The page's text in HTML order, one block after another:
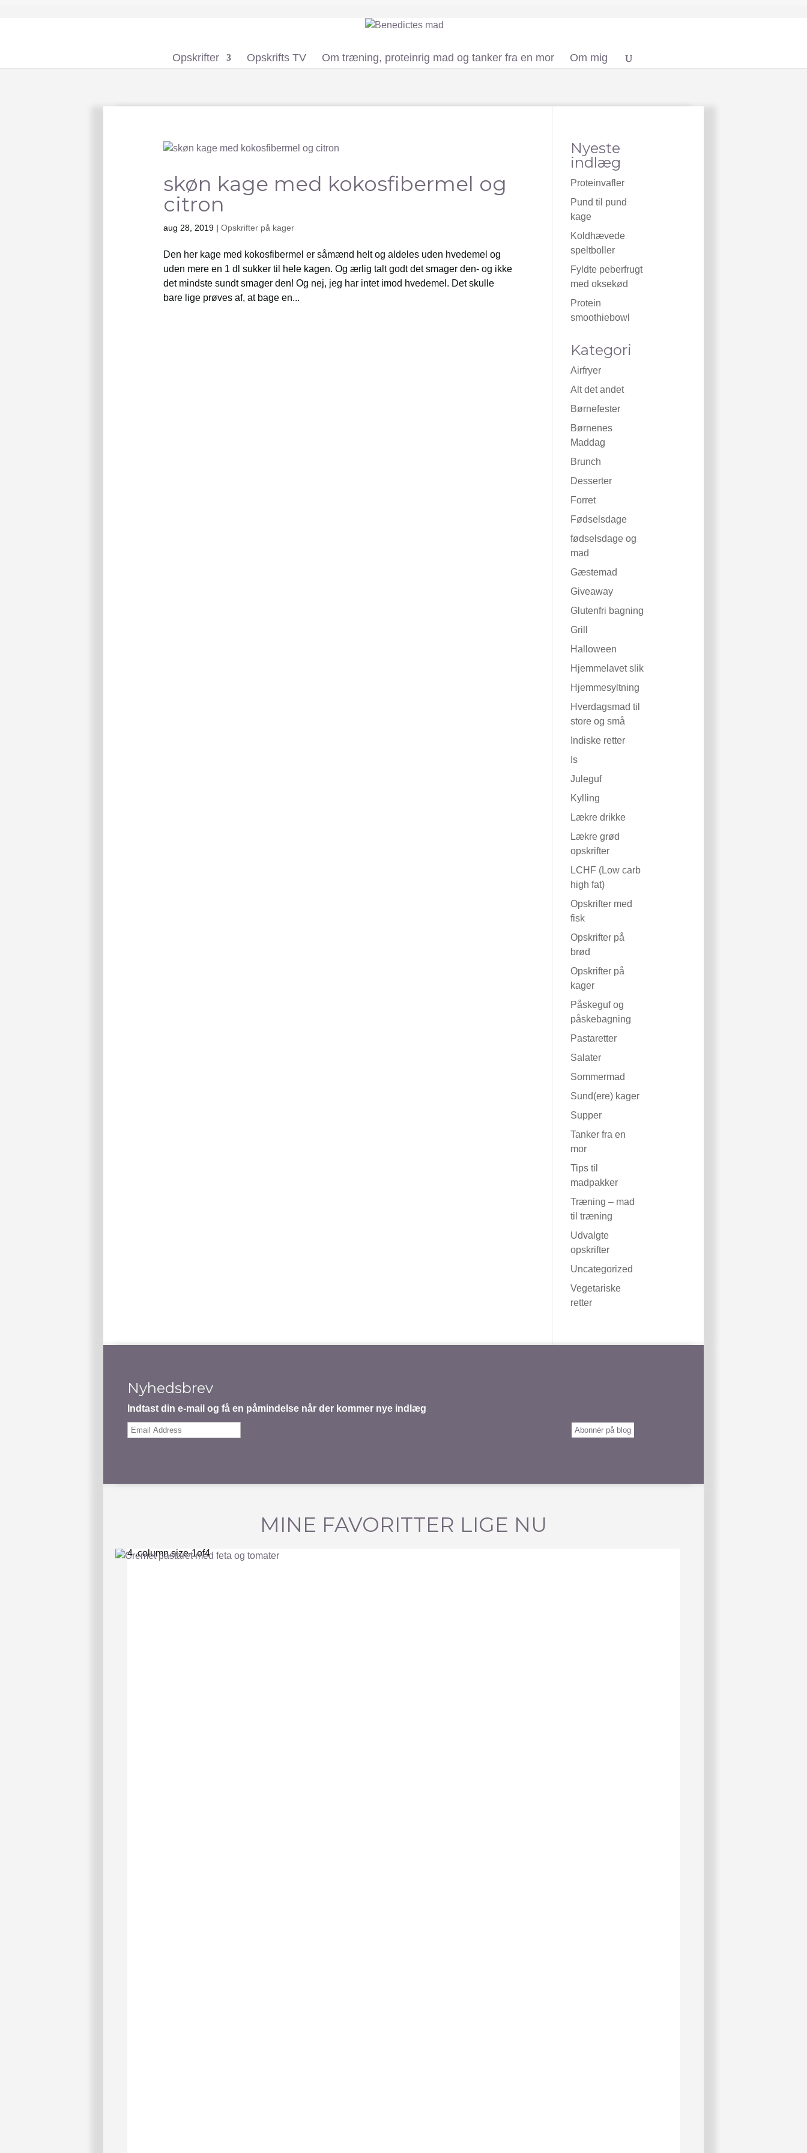
Opskrifter Opskrifts TV Om træning, proteinrig mad og tanker fra en mor Om mig
skøn kage med kokosfibermel og
citron
aug 28, 2019 | Opskrifter på kager
Den her kage med kokosfibermel er såmænd helt og aldeles uden hvedemel og
uden mere en 1 dl sukker til hele kagen. Og ærlig talt godt det smager den- og ikke
det mindste sundt smager den! Og nej, jeg har intet imod hvedemel. Det skulle
bare lige prøves af, at bage en...
Nyeste
indlæg
Proteinvafler
Pund til pund
kage
Koldhævede
speltboller
Fyldte peberfrugt
med oksekød
Protein
smoothiebowl
Kategori
Airfryer
Alt det andet
Børnefester
Børnenes
Maddag
Brunch
Desserter
Forret
Fødselsdage
fødselsdage og
mad
Gæstemad
Giveaway
Glutenfri bagning
Grill
Halloween
Hjemmelavet slik
Hjemmesyltning
Hverdagsmad til
store og små
Indiske retter
Is
Juleguf
Kylling
Lækre drikke
Lækre grød
opskrifter
LCHF (Low carb
high fat)
Opskrifter med
fisk
Opskrifter på
brød
Opskrifter på
kager
Påskeguf og
påskebagning
Pastaretter
Salater
Sommermad
Sund(ere) kager
Supper
Tanker fra en
mor
Tips til
madpakker
Træning – mad
til træning
Udvalgte
opskrifter
Uncategorized
Vegetariske
retter
Nyhedsbrev
Indtast din e-mail og få en påmindelse når der kommer nye indlæg
Email
Abonnér på blog
MINE FAVORITTER LIGE NU